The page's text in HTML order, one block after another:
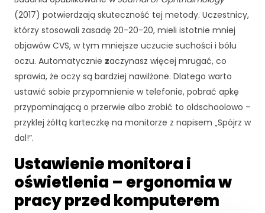
(2017) potwierdzają skuteczność tej metody. Uczestnicy,
którzy stosowali zasadę 20-20-20, mieli istotnie mniej
objawów CVS, w tym mniejsze uczucie suchości i bólu
oczu. Automatycznie zaczynasz więcej mrugać, co
sprawia, że oczy są bardziej nawilżone. Dlatego warto
ustawić sobie przypomnienie w telefonie, pobrać apkę
przypominającą o przerwie albo zrobić to oldschoolowo –
przyklej żółtą karteczkę na monitorze z napisem „Spójrz w
dal!”.
Ustawienie monitora i
oświetlenia – ergonomia w
pracy przed komputerem
K